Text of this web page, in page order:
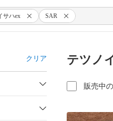
サハex SAR
クリア テツノ
販売中